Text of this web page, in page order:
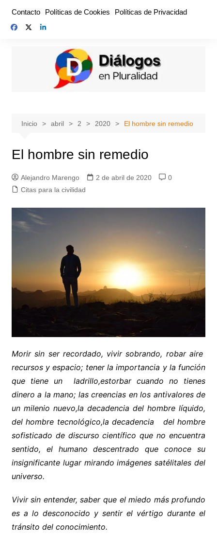
contenido
Contacto Políticas de Cookies Políticas de Privacidad
Inicio abril 2 2020 El hombre sin remedio
El hombre sin remedio
Alejandro Marengo 2 de abril de 2020
0
Citas para la civilidad
Morir sin ser recordado, vivir sobrando, robar aire
recursos y espacio; tener la importancia y la función
que tiene un ladrillo,estorbar cuando no tienes
dinero a la mano; las creencias en los antivalores de
un milenio nuevo,la decadencia del hombre líquido,
del hombre tecnológico,la decadencia del hombre
sofisticado de discurso científico que no encuentra
sentido, el humano descentrado que conoce su
insignificante lugar mirando imágenes satélitales del
universo.
Vivir sin entender, saber que el miedo más profundo
es a lo desconocido y sentir el vértigo durante el
tránsito del conocimiento.